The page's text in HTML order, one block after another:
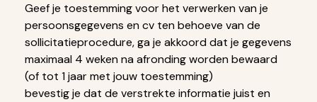
Geef je toestemming voor het verwerken van je
persoonsgegevens en cv ten behoeve van de
sollicitatieprocedure, ga je akkoord dat je gegevens
maximaal 4 weken na afronding worden bewaard
(of tot 1 jaar met jouw toestemming)
bevestig je dat de verstrekte informatie juist en